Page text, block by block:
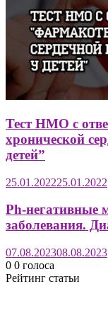
Тест НМО с
хронической
детей”
25.01.202225.01.2022
Ph-негативные
заболевания.
07.08.202308.08.2023
0 0 голоса
Рейтинг статьи